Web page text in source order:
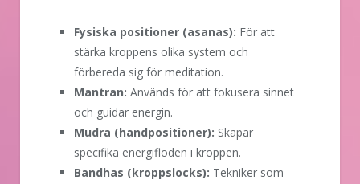
Fysiska positioner (asanas): För att
stärka kroppens olika system och
förbereda sig för meditation.
Mantran: Används för att fokusera sinnet
och guidar energin.
Mudra (handpositioner): Skapar
specifika energiflöden i kroppen.
Bandhas (kroppslocks): Tekniker som